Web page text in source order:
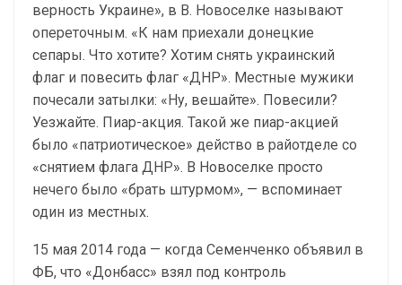
верность Украине», в В. Новоселке называют
опереточным. «К нам приехали донецкие
сепары. Что хотите? Хотим снять украинский
флаг и повесить флаг «ДНР». Местные мужики
почесали затылки: «Ну, вешайте». Повесили?
Уезжайте. Пиар-акция. Такой же пиар-акцией
было «патриотическое» действо в райотделе со
«снятием флага ДНР». В Новоселке просто
нечего было «брать штурмом», — вспоминает
один из местных.
15 мая 2014 года — когда Семенченко объявил в
ФБ, что «Донбасс» взял под контроль